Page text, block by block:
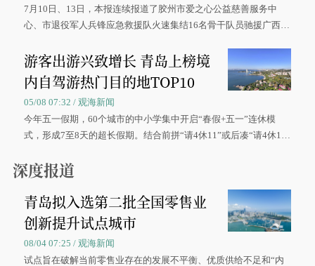
7月10日、13日，本报连续报道了胶州市爱之心公益慈善服务中
心、市退役军人兵锋应急救援队火速集结16名骨干队员驰援广西灾
游客出游兴致增长 青岛上榜境
内自驾游热门目的地TOP10
05/08 07:32 / 观海新闻
今年五一假期，60个城市的中小学集中开启“春假+五一”连休模
式，形成7至8天的超长假期。结合前拼“请4休11”或后凑“请4休1
深度报道
青岛拟入选第二批全国零售业
创新提升试点城市
08/04 07:25 / 观海新闻
试点旨在破解当前零售业存在的发展不平衡、优质供给不足和“内